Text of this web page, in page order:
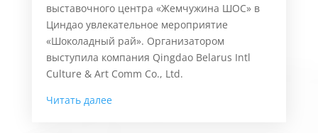
выставочного центра «Жемчужина ШОС» в
Циндао увлекательное мероприятие
«Шоколадный рай». Организатором
выступила компания Qingdao Belarus Intl
Culture & Art Comm Co., Ltd.
Читать далее